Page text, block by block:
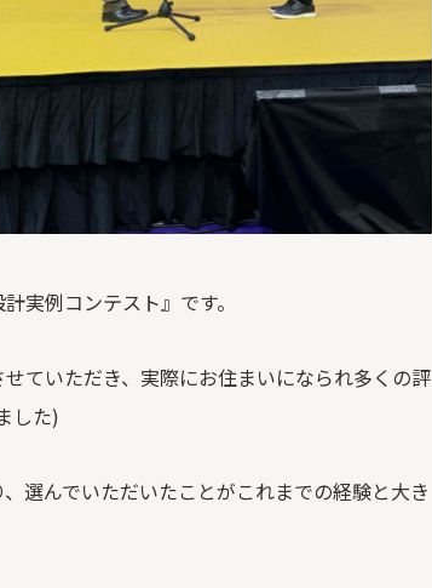
実例コンテスト』です。
ていただき、実際にお住まいになられ多くの評
した)
選んでいただいたことがこれまでの経験と大き